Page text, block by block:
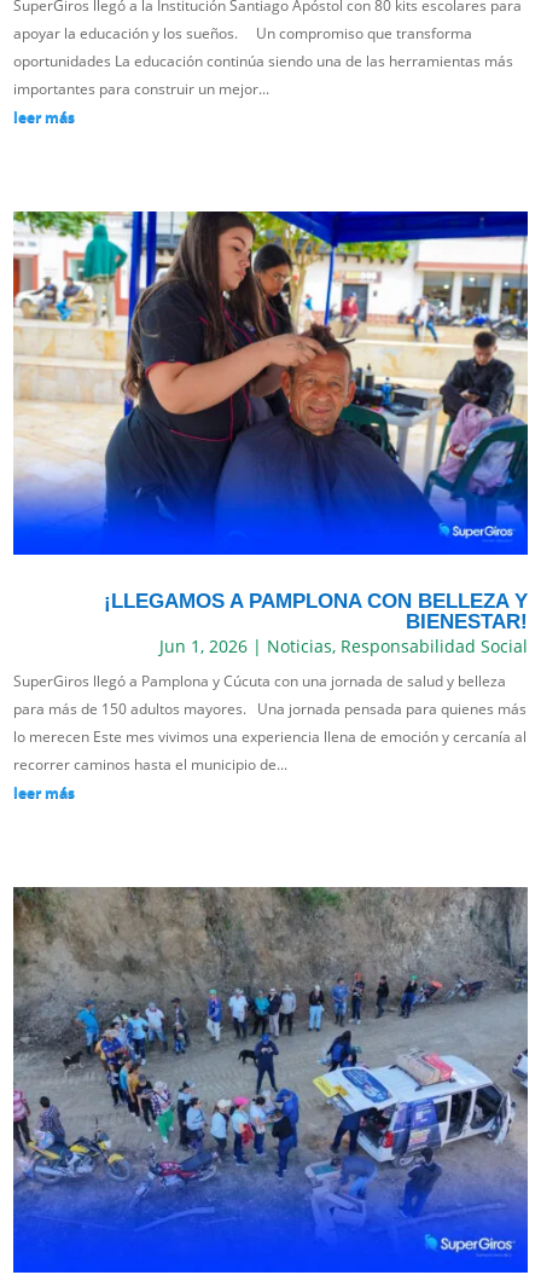
SuperGiros llegó a la Institución Santiago Apóstol con 80 kits escolares para
apoyar la educación y los sueños. Un compromiso que transforma
oportunidades La educación continúa siendo una de las herramientas más
importantes para construir un mejor...
leer más
¡LLEGAMOS A PAMPLONA CON BELLEZA Y
BIENESTAR!
Jun 1, 2026| Noticias, Responsabilidad Social
SuperGiros llegó a Pamplona y Cúcuta con una jornada de salud y belleza
para más de 150 adultos mayores. Una jornada pensada para quienes más
lo merecen Este mes vivimos una experiencia llena de emoción y cercanía al
recorrer caminos hasta el municipio de...
leer más